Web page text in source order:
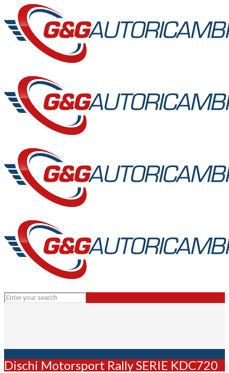
Dischi Motorsport Rally SERIE KDC720